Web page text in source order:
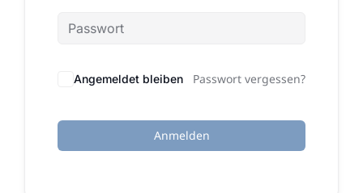
Angemeldet bleiben Passwort vergessen?
Anmelden